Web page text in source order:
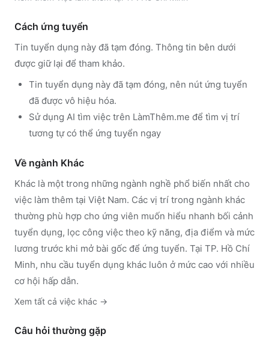
Cách ứng tuyển
Tin tuyển dụng này đã tạm đóng. Thông tin bên dưới
được giữ lại để tham khảo.
Tin tuyển dụng này đã tạm đóng, nên nút ứng tuyển
đã được vô hiệu hóa.
Sử dụng AI tìm việc trên LàmThêm.me để tìm vị trí
tương tự có thể ứng tuyển ngay
Về ngành Khác
Khác là một trong những ngành nghề phổ biến nhất cho
việc làm thêm tại Việt Nam. Các vị trí trong ngành khác
thường phù hợp cho ứng viên muốn hiểu nhanh bối cảnh
tuyển dụng, lọc công việc theo kỹ năng, địa điểm và mức
lương trước khi mở bài gốc để ứng tuyển. Tại TP. Hồ Chí
Minh, nhu cầu tuyển dụng khác luôn ở mức cao với nhiều
cơ hội hấp dẫn.
Xem tất cả việc khác →
Câu hỏi thường gặp